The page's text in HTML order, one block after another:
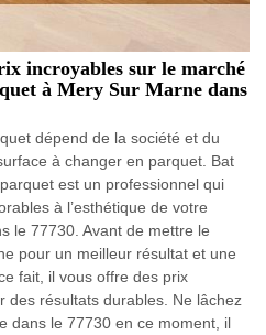
incroyables sur le marché
à Mery Sur Marne dans
dépend de la société et du
à changer en parquet. Bat
est un professionnel qui
à l’esthétique de votre
le 77730. Avant de mettre le
pour un meilleur résultat et une
fait, il vous offre des prix
des résultats durables. Ne lâchez
dans le 77730 en ce moment, il